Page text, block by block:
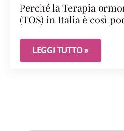
Perché la Terapia
(TOS) in Italia è così
PERCHÉ LA TERAPIA
LEGGI TUTTO »